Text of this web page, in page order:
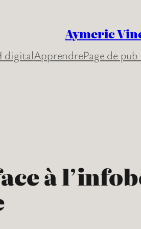
Aymeric
digitalApprendrePage de pub
à